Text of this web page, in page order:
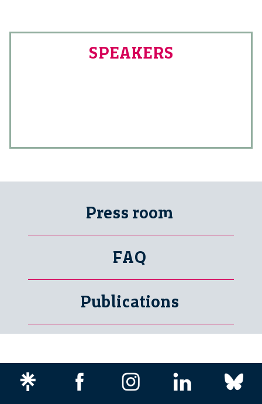
SPEAKERS
Press room
FAQ
Publications